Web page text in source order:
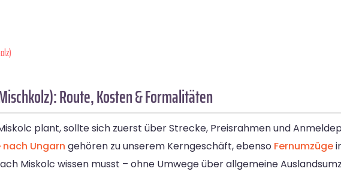
Route, Kosten & Formalitäten
plant, sollte sich zuerst über Strecke, Preisrahmen und
nach Ungarn gehören zu unserem Kerngeschäft, ebenso Fernumzüge
Miskolc wissen musst – ohne Umwege über allgemeine